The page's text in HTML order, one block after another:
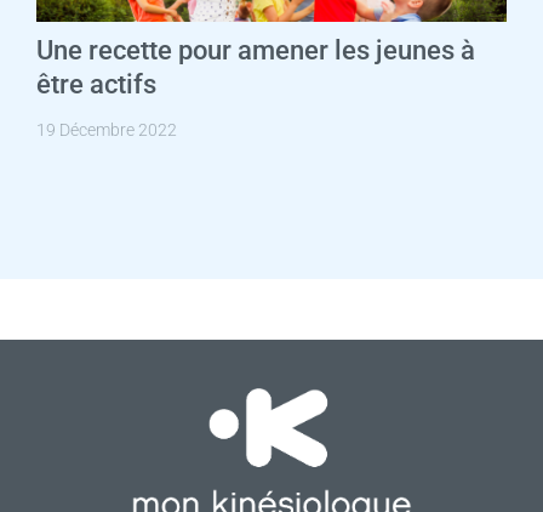
Une recette pour amener les jeunes à
être actifs
19 Décembre 2022